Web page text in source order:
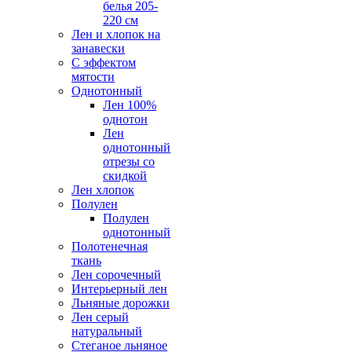
белья 205-
220 см
Лен и хлопок на
занавески
С эффектом
мятости
Однотонный
Лен 100%
однотон
Лен
однотонный
отрезы со
скидкой
Лен хлопок
Полулен
Полулен
однотонный
Полотенечная
ткань
Лен сорочечный
Интерьерный лен
Льняные дорожки
Лен серый
натуральный
Стеганое льняное